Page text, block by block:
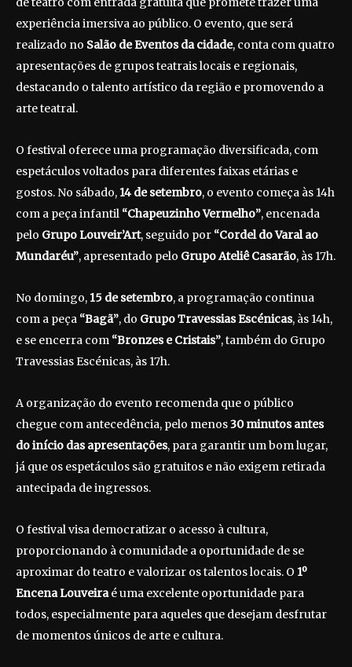
experiência imersiva ao público. O evento, que será
realizado no Salão de Eventos da cidade, conta com quatro
apresentações de grupos teatrais locais e regionais,
destacando o talento artístico da região e promovendo a
arte teatral.
O festival oferece uma programação diversificada, com
espetáculos voltados para diferentes faixas etárias e
gostos. No sábado, 14 de setembro, o evento começa às 14h
com a peça infantil “Chapeuzinho Vermelho”, encenada
pelo Grupo Louveir’Art, seguido por “Cordel do Varal ao
Mundaréu”, apresentado pelo Grupo Ateliê Casarão, às 17h.
No domingo, 15 de setembro, a programação continua
com a peça “Bagã”, do Grupo Travessias Escénicas, às 14h,
e se encerra com “Bronzes e Cristais”, também do Grupo
Travessias Escénicas, às 17h.
A organização do evento recomenda que o público
chegue com antecedência, pelo menos30 minutos antes
do início das apresentações, para garantir um bom lugar,
já que os espetáculos são gratuitos e não exigem retirada
antecipada de ingressos.
O festival visa democratizar o acesso à cultura,
proporcionando à comunidade a oportunidade de se
aproximar do teatro e valorizar os talentos locais. O 1º
Encena Louveiraé uma excelente oportunidade para
todos, especialmente para aqueles que desejam desfrutar
de momentos únicos de arte e cultura.